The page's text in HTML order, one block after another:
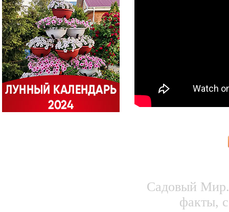
Садовый Мир.
факты,